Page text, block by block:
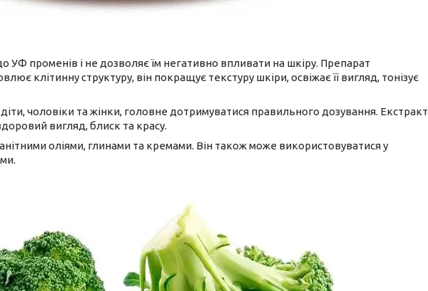
УФ променів і не дозволяє їм негативно впливати на шкіру. Препарат
клітинну структуру, він покращує текстуру шкіри, освіжає її вигляд, тонізує
чоловіки та жінки, головне дотримуватися правильного дозування. Екстракт
вигляд, блиск та красу.
оліями, глинами та кремами. Він також може використовуватися у